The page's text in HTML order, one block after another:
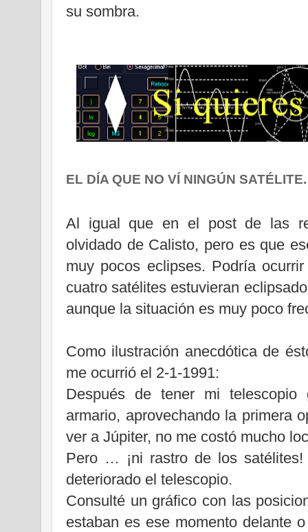
su sombra.
EL DÍA QUE NO VÍ NINGÚN SATÉLITE.
Al igual que en el post de las
olvidado de Calisto, pero es que
muy pocos eclipses. Podría
cuatro satélites estuvieran
aunque la situación es muy poco
Como ilustración anecdótica de
me ocurrió el 2-1-1991:
Después de tener mi
armario, aprovechando la primera
ver a Júpiter, no me costó mucho
Pero … ¡ni rastro de los
deteriorado el telescopio.
Consulté un gráfico con las
estaban es ese momento delante